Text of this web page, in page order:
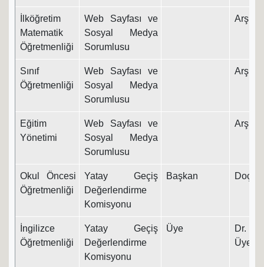
İlköğretim
Matematik
Öğretmenliği
Web Sayfası ve
Sosyal Medya
Sorumlusu
Arş.
Sınıf
Öğretmenliği
Web Sayfası ve
Sosyal Medya
Sorumlusu
Arş.
Eğitim
Yönetimi
Web Sayfası ve
Sosyal Medya
Sorumlusu
Arş.
Okul Öncesi
Öğretmenliği
Yatay Geçiş
Değerlendirme
Komisyonu
Başkan Doç.
İngilizce
Öğretmenliği
Yatay Geçiş
Değerlendirme
Komisyonu
Üye
Dr.
Üyesi